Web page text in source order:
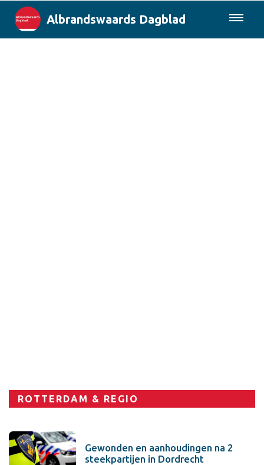
Albrandswaards Dagblad
ROTTERDAM & REGIO
Gewonden en aanhoudingen na 2
steekpartijen in Dordrecht